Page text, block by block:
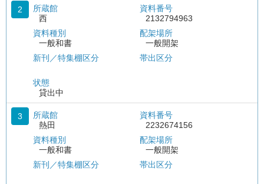
2
所蔵館
西
資料種別
一般和書
新刊／特集棚区分
状態
貸出中
資料番号
2132794963
配架場所
一般開架
帯出区分
3
所蔵館
熱田
資料種別
一般和書
新刊／特集棚区分
資料番号
2232674156
配架場所
一般開架
帯出区分